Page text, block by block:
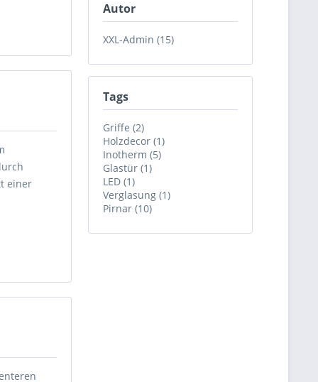
Autor
XXL-Admin (15)
Tags
Griffe (2)
Holzdecor (1)
Inotherm (5)
Glastür (1)
LED (1)
Verglasung (1)
Pirnar (10)
einer